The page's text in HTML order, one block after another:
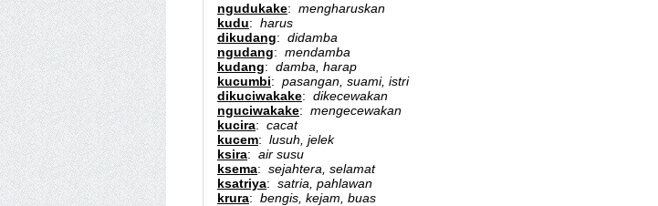
ngudukake: mengharuskan
kudu: harus
dikudang: didamba
ngudang: mendamba
kudang: damba, harap
kucumbi: pasangan, suami, istri
dikuciwakake: dikecewakan
nguciwakake: mengecewakan
kucira: cacat
kucem: lusuh, jelek
ksira: air susu
ksema: sejahtera, selamat
ksatriya: satria, pahlawan
krura: bengis, kejam, buas